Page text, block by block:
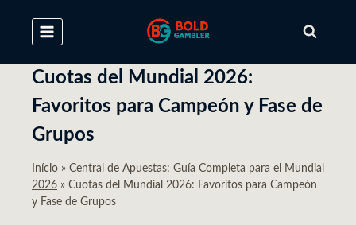
content
Cuotas del Mundial 2026:
Favoritos para Campeón y Fase de
Grupos
Início » Central de Apuestas: Guía Completa para el Mundial
2026 » Cuotas del Mundial 2026: Favoritos para Campeón
y Fase de Grupos